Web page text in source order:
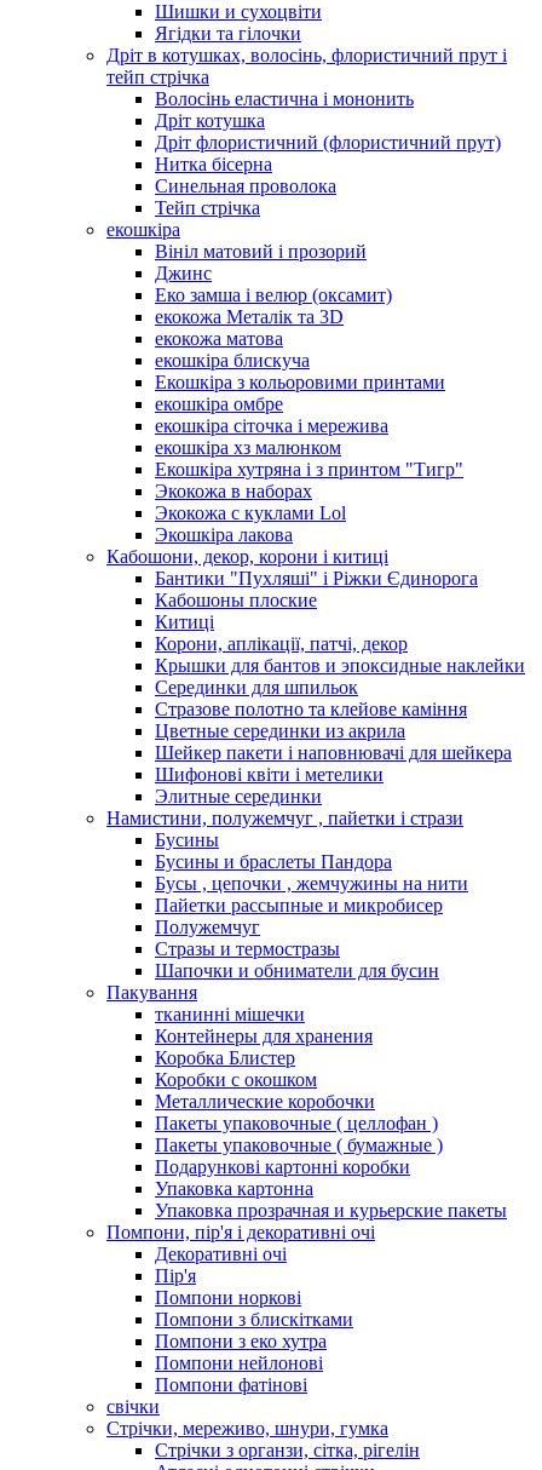
Шишки и сухоцвіти
Ягідки та гілочки
Дріт в котушках, волосінь, флористичний прут і
тейп стрічка
Волосінь еластична і мононить
Дріт котушка
Дріт флористичний (флористичний прут)
Нитка бісерна
Синельная проволока
Тейп стрічка
екошкіра
Вініл матовий і прозорий
Джинс
Еко замша і велюр (оксамит)
екокожа Металік та 3D
екокожа матова
екошкіра блискуча
Екошкіра з кольоровими принтами
екошкіра омбре
екошкіра сіточка і мережива
екошкіра хз малюнком
Екошкіра хутряна і з принтом "Тигр"
Экокожа в наборах
Экокожа с куклами Lol
Экошкiра лакова
Кабошони, декор, корони і китиці
Бантики "Пухляші" і Ріжки Єдинорога
Кабошоны плоские
Китиці
Корони, аплікації, патчі, декор
Крышки для бантов и эпоксидные наклейки
Серединки для шпильок
Стразове полотно та клейове каміння
Цветные серединки из акрила
Шейкер пакети і наповнювачі для шейкера
Шифонові квіти і метелики
Элитные серединки
Намистини, полужемчуг , пайетки і стрази
Бусины
Бусины и браслеты Пандора
Бусы , цепочки , жемчужины на нити
Пайетки рассыпные и микробисер
Полужемчуг
Стразы и термостразы
Шапочки и обниматели для бусин
Пакування
тканинні мішечки
Контейнеры для хранения
Коробка Блистер
Коробки с окошком
Металлические коробочки
Пакеты упаковочные ( целлофан )
Пакеты упаковочные ( бумажные )
Подарункові картонні коробки
Упаковка картонна
Упаковка прозрачная и курьерские пакеты
Помпони, пір'я і декоративні очі
Декоративні очі
Пір'я
Помпони норкові
Помпони з блискітками
Помпони з еко хутра
Помпони нейлонові
Помпони фатінові
свічки
Стрічки, мереживо, шнури, гумка
Стрічки з органзи, сітка, рігелін